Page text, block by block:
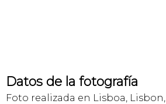
Datos de la fotografía
Foto realizada en Lisboa,